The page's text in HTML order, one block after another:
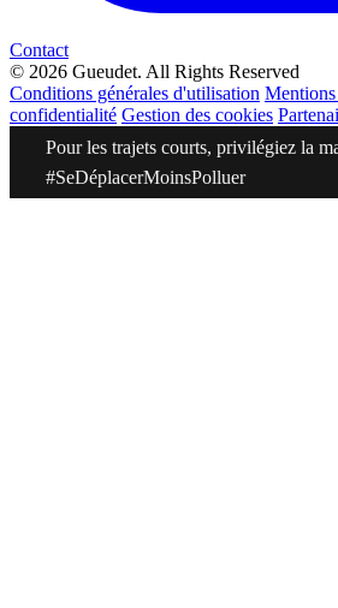
Contact
© 2026 Gueudet. All Rights Reserved
Conditions générales d'utilisation Mentions
confidentialité Gestion des cookies
Pour les trajets courts, privilégiez la
#SeDéplacerMoinsPolluer